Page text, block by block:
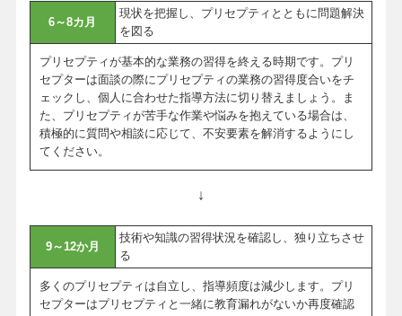
6～8カ月
現状を把握し、プリセプティとともに問題解決
を図る
プリセプティが基本的な業務の習得を終える時期です。プリ
セプターは面談の際にプリセプティの業務の習得度合いをチ
ェックし、個人に合わせた指導方法に切り替えましょう。ま
た、プリセプティが苦手な作業や悩みを抱えている場合は、
積極的に質問や相談に応じて、不安要素を解消するようにし
てください。
↓
9～12か月
技術や知識の習得状況を確認し、独り立ちさせ
る
多くのプリセプティは自立し、指導頻度は減少します。プリ
セプターはプリセプティと一緒に教育漏れがないか再度確認